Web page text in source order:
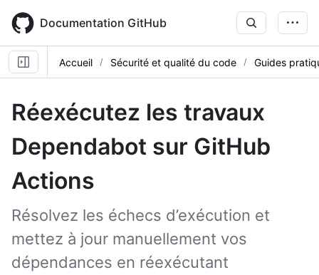
main
content
Documentation GitHub
Accueil Sécurité et qualité du code Guides
Réexécutez les travaux
Dependabot sur GitHub
Actions
Résolvez les échecs d’exécution et
mettez à jour manuellement vos
dépendances en réexécutant